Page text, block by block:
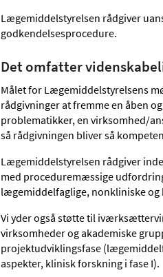
Lægemiddelstyrelsen rådgiver
godkendelsesprocedure.
Det omfatter
Målet for Lægemiddelstyrelsens
rådgivninger at fremme en åben
problematikker, en virksomhed/
så rådgivningen bliver så
Lægemiddelstyrelsen rådgiver
med proceduremæssige
lægemiddelfaglige, nonkliniske
Vi yder også støtte til
virksomheder og akademiske
projektudviklingsfase
aspekter, klinisk forskning i fase I).